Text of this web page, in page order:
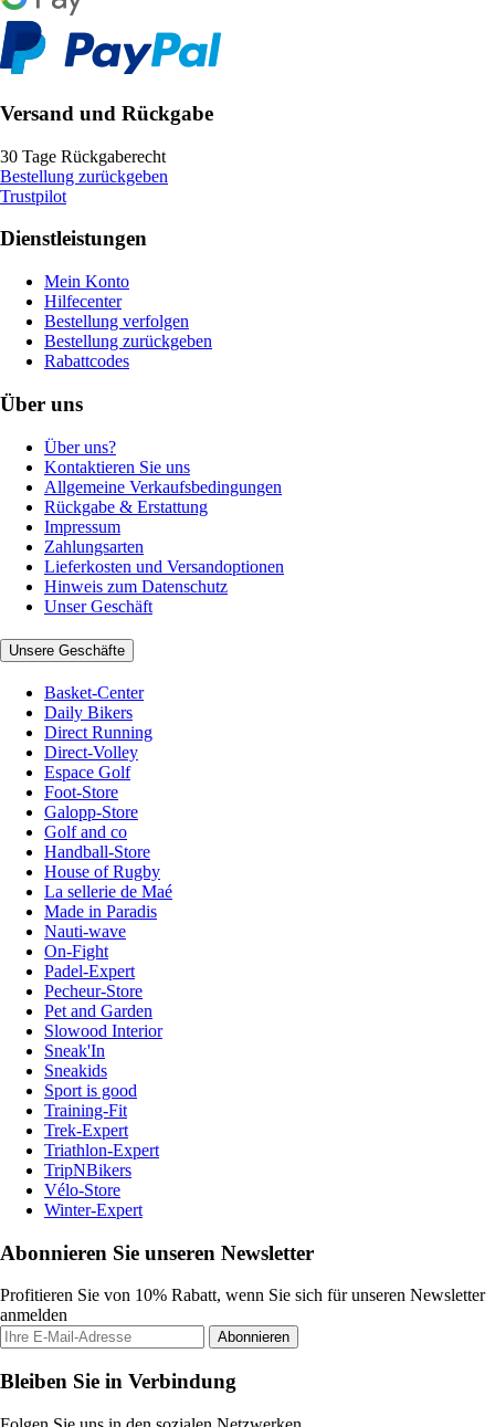
Versand und Rückgabe
30 Tage Rückgaberecht
Bestellung zurückgeben
Trustpilot
Dienstleistungen
Mein Konto
Hilfecenter
Bestellung verfolgen
Bestellung zurückgeben
Rabattcodes
Über uns
Über uns?
Kontaktieren Sie uns
Allgemeine Verkaufsbedingungen
Rückgabe & Erstattung
Impressum
Zahlungsarten
Lieferkosten und Versandoptionen
Hinweis zum Datenschutz
Unser Geschäft
Unsere Geschäfte
Basket-Center
Daily Bikers
Direct Running
Direct-Volley
Espace Golf
Foot-Store
Galopp-Store
Golf and co
Handball-Store
House of Rugby
La sellerie de Maé
Made in Paradis
Nauti-wave
On-Fight
Padel-Expert
Pecheur-Store
Pet and Garden
Slowood Interior
Sneak'In
Sneakids
Sport is good
Training-Fit
Trek-Expert
Triathlon-Expert
TripNBikers
Vélo-Store
Winter-Expert
Abonnieren Sie unseren Newsletter
Profitieren Sie von 10% Rabatt, wenn Sie sich für unseren Newsletter
anmelden
Abonnieren
Bleiben Sie in Verbindung